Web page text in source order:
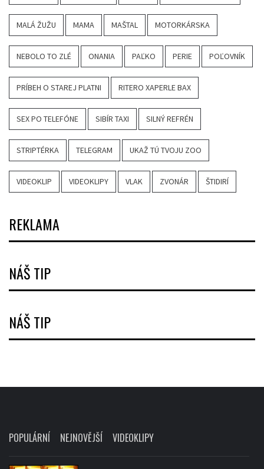
MALÁ ŽUŽU MAMA MAŠTAL MOTORKÁRSKA
NEBOLO TO ZLÉ ONANIA PAĽKO PERIE POĽOVNÍK
PRÍBEH O STAREJ PLATNI RITERO XAPERLE BAX
SEX PO TELEFÓNE SIBÍR TAXI SILNÝ REFRÉN
STRIPTÉRKA TELEGRAM UKAŽ TÚ TVOJU ZOO
VIDEOKLIP VIDEOKLIPY VLAK ZVONÁR ŠTIDIRÍ
REKLAMA
NÁŠ TIP
NÁŠ TIP
POPULÁRNÍ NEJNOVĚJŠÍ VIDEOKLIPY